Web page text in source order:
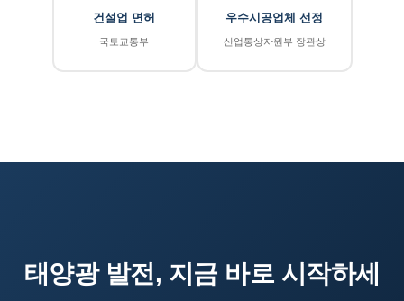
건설업 면허
국토교통부
우수시공업체 선정
산업통상자원부 장관상
태양광 발전, 지금 바로 시작하세